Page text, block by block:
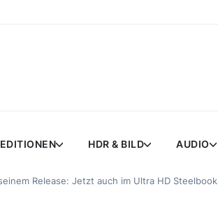
HDR & BILD AUDIO
Release: Jetzt auch im Ultra HD Steelbook